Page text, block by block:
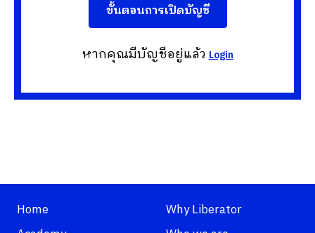
ขั้นตอนการเปิดบัญชี
หากคุณมีบัญชีอยู่แล้วLogin
Home
Why Liberator